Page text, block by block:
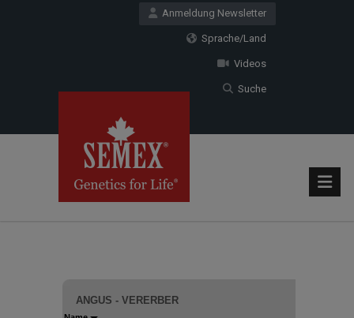
Anmeldung Newsletter
Sprache/Land
Videos
Suche